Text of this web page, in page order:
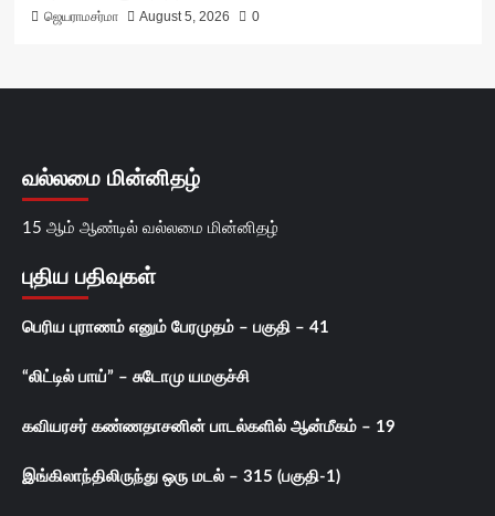
ஜெயராமசர்மா August 5, 2026 0
வல்லமை மின்னிதழ்
15 ஆம் ஆண்டில் வல்லமை மின்னிதழ்
புதிய பதிவுகள்
பெரிய புராணம் எனும் பேரமுதம் – பகுதி – 41
“லிட்டில் பாய்” – சுடோமு யமகுச்சி
கவியரசர் கண்ணதாசனின் பாடல்களில் ஆன்மீகம் – 19
இங்கிலாந்திலிருந்து ஒரு மடல் – 315 (பகுதி-1)